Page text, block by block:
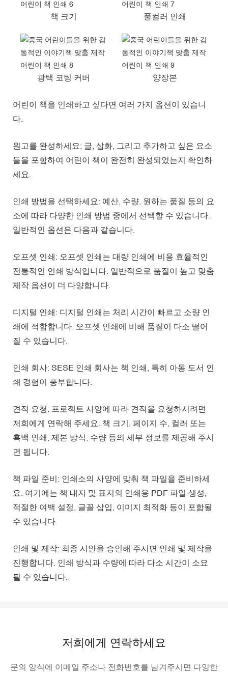
책 크기 풀컬러 인쇄
광택 코팅 커버 양장본
어린이 책을 인쇄하고 싶다면 여러 가지 옵션이 있습니
다.
원고를 완성하세요: 글, 삽화, 그리고 추가하고 싶은 요소
들을 포함하여 어린이 책이 완전히 완성되었는지 확인하
세요.
인쇄 방법을 선택하세요: 예산, 수량, 원하는 품질 등의 요
소에 따라 다양한 인쇄 방법 중에서 선택할 수 있습니다.
일반적인 옵션은 다음과 같습니다.
오프셋 인쇄: 오프셋 인쇄는 대량 인쇄에 비용 효율적인
전통적인 인쇄 방식입니다. 일반적으로 품질이 높고 맞춤
제작 옵션이 더 다양합니다.
디지털 인쇄: 디지털 인쇄는 처리 시간이 빠르고 소량 인
쇄에 적합합니다. 오프셋 인쇄에 비해 품질이 다소 떨어
질 수 있습니다.
인쇄 회사: SESE 인쇄 회사는 책 인쇄, 특히 아동 도서 인
쇄 경험이 풍부합니다.
견적 요청: 프로젝트 사양에 따라 견적을 요청하시려면
저희에게 연락해 주세요. 책 크기, 페이지 수, 컬러 또는
흑백 인쇄, 제본 방식, 수량 등의 세부 정보를 제공해 주시
면 됩니다.
책 파일 준비: 인쇄소의 사양에 맞춰 책 파일을 준비하세
요. 여기에는 책 내지 및 표지의 인쇄용 PDF 파일 생성,
적절한 여백 설정, 글꼴 삽입, 이미지 최적화 등이 포함될
수 있습니다.
인쇄 및 제작: 최종 시안을 승인해 주시면 인쇄 및 제작을
진행합니다. 인쇄 방식과 수량에 따라 다소 시간이 소요
될 수 있습니다.
저희에게 연락하세요
문의 양식에 이메일 주소나 전화번호를 남겨주시면 다양한